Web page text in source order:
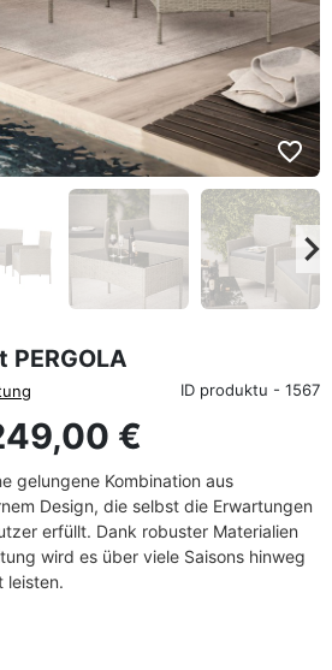
favorite_border
ID produktu - 1567
€
gelungene Kombination aus
Design, die selbst die Erwartungen
erfüllt. Dank robuster Materialien
wird es über viele Saisons hinweg
leisten.